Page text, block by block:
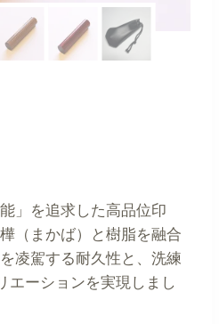
」を追求した高品位印
（まかば）と樹脂を融合
凌駕する耐久性と、洗練
エーションを実現しまし